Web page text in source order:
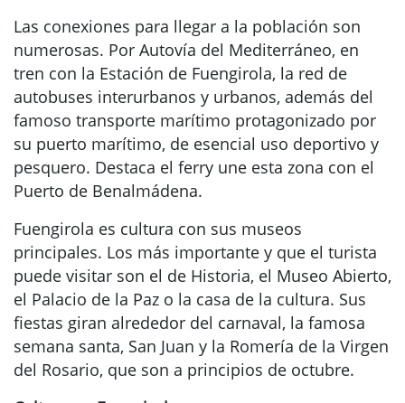
Las conexiones para llegar a la población son
numerosas. Por Autovía del Mediterráneo, en
tren con la Estación de Fuengirola, la red de
autobuses interurbanos y urbanos, además del
famoso transporte marítimo protagonizado por
su puerto marítimo, de esencial uso deportivo y
pesquero. Destaca el ferry une esta zona con el
Puerto de Benalmádena.
Fuengirola es cultura con sus museos
principales. Los más importante y que el turista
puede visitar son el de Historia, el Museo Abierto,
el Palacio de la Paz o la casa de la cultura. Sus
fiestas giran alrededor del carnaval, la famosa
semana santa, San Juan y la Romería de la Virgen
del Rosario, que son a principios de octubre.